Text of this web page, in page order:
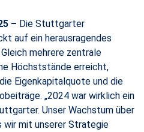
– Die Stuttgarter
auf ein herausragendes
mehrere zentrale
Höchststände erreicht,
Eigenkapitalquote und die
„2024 war wirklich ein
Unser Wachstum über
wir mit unserer Strategie